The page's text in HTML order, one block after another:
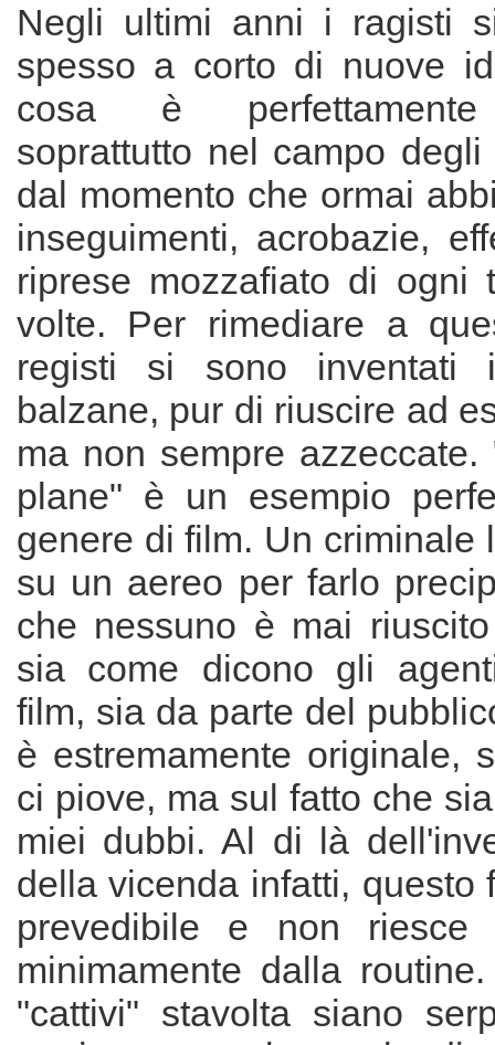
Negli ultimi anni i ragisti
spesso a corto di nuove
cosa è perfettamente
soprattutto nel campo
dal momento che ormai
inseguimenti, acrobazie,
riprese mozzafiato di
volte. Per rimediare a
registi si sono inventati
balzane, pur di riuscire ad
ma non sempre
plane" è un esempio
genere di film. Un criminale
su un aereo per farlo
che nessuno è mai
sia come dicono gli
film, sia da parte del
è estremamente originale,
ci piove, ma sul fatto che
miei dubbi. Al di là
della vicenda infatti, questo
prevedibile e non riesce
minimamente dalla
"cattivi" stavolta siano